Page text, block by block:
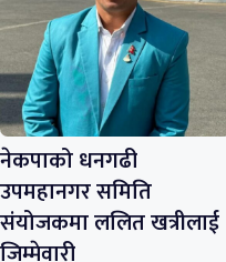
नेकपाको धनगढी
उपमहानगर समिति
संयोजकमा ललित खत्रीलाई
जिम्मेवारी